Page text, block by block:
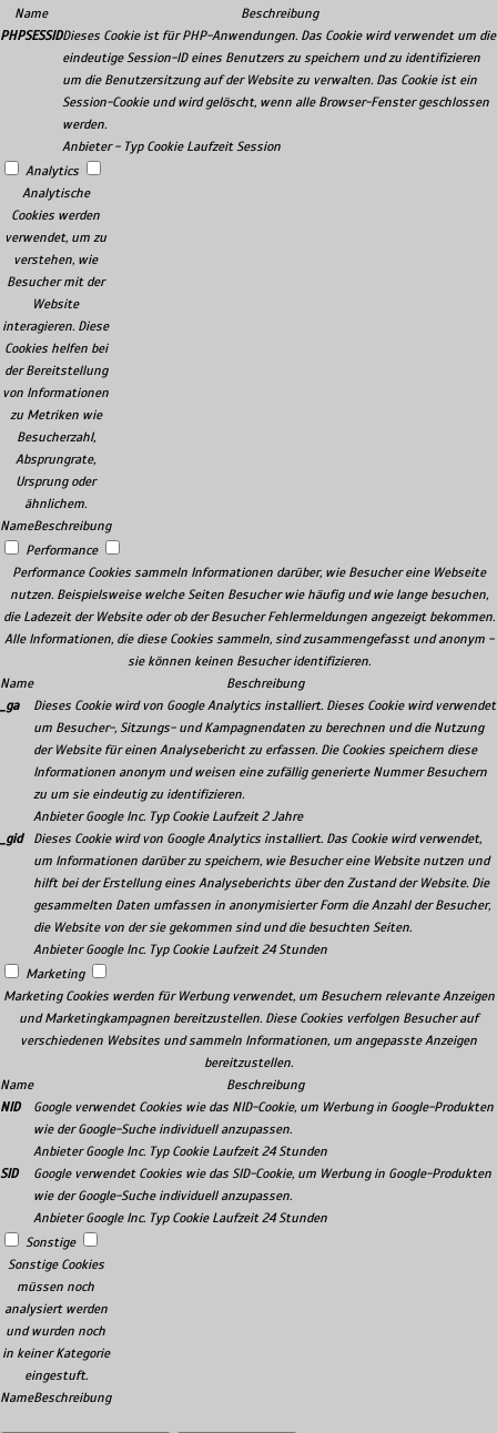
Name
Beschreibung
PHPSESSIDDieses Cookie ist für PHP-Anwendungen. Das Cookie wird verwendet um die
eindeutige Session-ID eines Benutzers zu speichern und zu identifizieren
um die Benutzersitzung auf der Website zu verwalten. Das Cookie ist ein
Session-Cookie und wird gelöscht, wenn alle Browser-Fenster geschlossen
werden.
Anbieter - Typ Cookie Laufzeit Session
Analytics
Analytische
Cookies werden
verwendet, um zu
verstehen, wie
Besucher mit der
Website
interagieren. Diese
Cookies helfen bei
der Bereitstellung
von Informationen
zu Metriken wie
Besucherzahl,
Absprungrate,
Ursprung oder
ähnlichem.
NameBeschreibung
Performance
Performance Cookies sammeln Informationen darüber, wie Besucher eine Webseite
nutzen. Beispielsweise welche Seiten Besucher wie häufig und wie lange besuchen,
die Ladezeit der Website oder ob der Besucher Fehlermeldungen angezeigt bekommen.
Alle Informationen, die diese Cookies sammeln, sind zusammengefasst und anonym -
sie können keinen Besucher identifizieren.
Name
Beschreibung
_ga
Dieses Cookie wird von Google Analytics installiert. Dieses Cookie wird verwendet
um Besucher-, Sitzungs- und Kampagnendaten zu berechnen und die Nutzung
der Website für einen Analysebericht zu erfassen. Die Cookies speichern diese
Informationen anonym und weisen eine zufällig generierte Nummer Besuchern
zu um sie eindeutig zu identifizieren.
Anbieter Google Inc. Typ Cookie Laufzeit 2 Jahre
_gid
Dieses Cookie wird von Google Analytics installiert. Das Cookie wird verwendet,
um Informationen darüber zu speichern, wie Besucher eine Website nutzen und
hilft bei der Erstellung eines Analyseberichts über den Zustand der Website. Die
gesammelten Daten umfassen in anonymisierter Form die Anzahl der Besucher,
die Website von der sie gekommen sind und die besuchten Seiten.
Anbieter Google Inc. Typ Cookie Laufzeit 24 Stunden
Marketing
Marketing Cookies werden für Werbung verwendet, um Besuchern relevante Anzeigen
und Marketingkampagnen bereitzustellen. Diese Cookies verfolgen Besucher auf
verschiedenen Websites und sammeln Informationen, um angepasste Anzeigen
bereitzustellen.
Name
Beschreibung
NID
Google verwendet Cookies wie das NID-Cookie, um Werbung in Google-Produkten
wie der Google-Suche individuell anzupassen.
Anbieter Google Inc. Typ Cookie Laufzeit 24 Stunden
SID
Google verwendet Cookies wie das SID-Cookie, um Werbung in Google-Produkten
wie der Google-Suche individuell anzupassen.
Anbieter Google Inc. Typ Cookie Laufzeit 24 Stunden
Sonstige
Sonstige Cookies
müssen noch
analysiert werden
und wurden noch
in keiner Kategorie
eingestuft.
NameBeschreibung